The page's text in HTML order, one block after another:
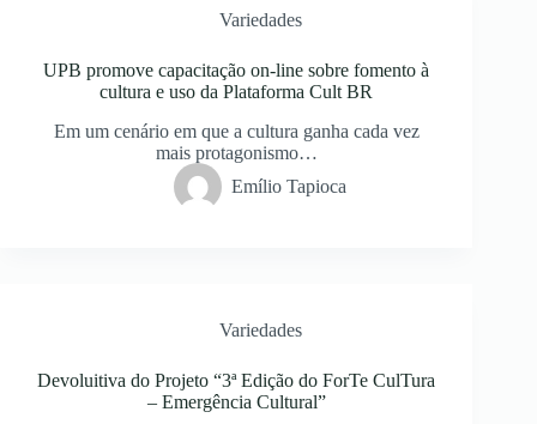
Variedades
UPB promove capacitação on-line sobre fomento à
cultura e uso da Plataforma Cult BR
Em um cenário em que a cultura ganha cada vez
mais protagonismo…
Emílio Tapioca
Variedades
Devoluitiva do Projeto “3ª Edição do ForTe CulTura
– Emergência Cultural”